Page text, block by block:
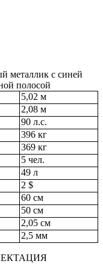
металлик с синей
полосой
5,02 м
2,08 м
90 л.с.
396 кг
369 кг
5 чел.
49 л
2 $
60 см
50 см
2,05 см
2,5 мм